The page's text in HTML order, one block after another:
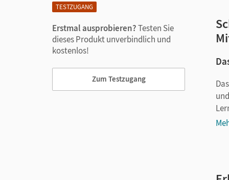
TESTZUGANG
Erstmal ausprobieren?Testen Sie
dieses Produkt unverbindlich und
kostenlos!
Zum Testzugang